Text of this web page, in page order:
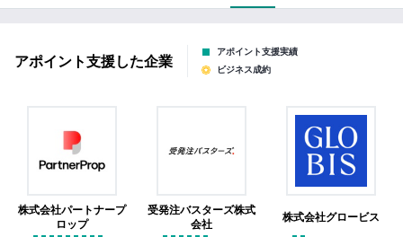
アポイント支援した企業
アポイント支援実績
ビジネス成約
株式会社パートナープ
ロップ
受発注バスターズ株式
会社
株式会社グロービス